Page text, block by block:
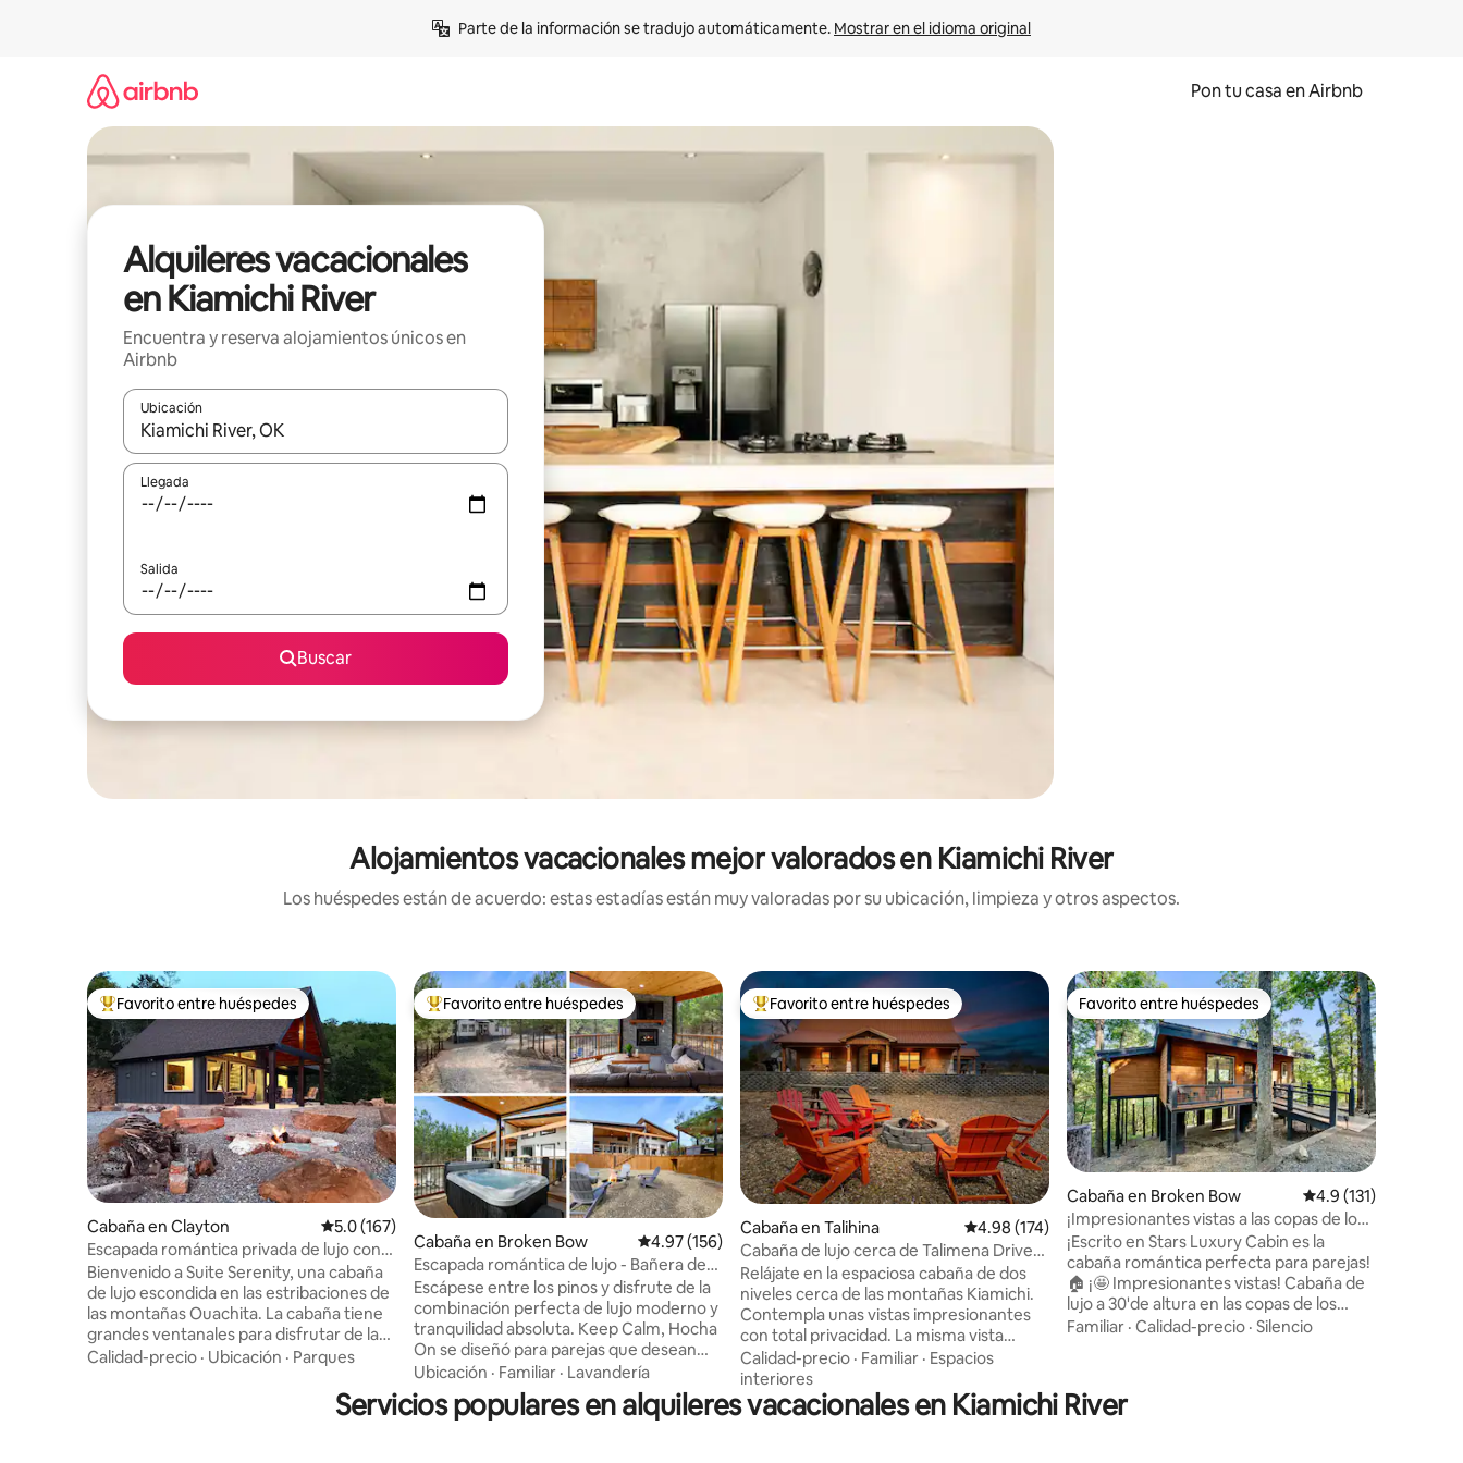
Parte de la información se tradujo automáticamente. Mostrar en el idioma original
Pon tu casa en Airbnb
Alquileres vacacionales
en Kiamichi River
Encuentra y reserva alojamientos únicos en
Airbnb
Ubicación
Cuando los resultados estén disponibles, navega con las teclas de flecha hacia arriba y hacia abajo o explora con el tacto o desliza el dedo.
Llegada
Salida
Buscar
Alojamientos vacacionales mejor valorados en Kiamichi River
Los huéspedes están de acuerdo: estas estadías están muy valoradas por su ubicación, limpieza y otros aspectos.
Favorito entre huéspedes preferido
Favorito entre huéspedes
Cabaña en Clayton Calificación promedio: 5.0 de 5, 167 reseñas
5.0 (167)
Escapada romántica privada de lujo con
vistas increíbles
Bienvenido a Suite Serenity, una cabaña
de lujo escondida en las estribaciones de
las montañas Ouachita. La cabaña tiene
grandes ventanales para disfrutar de las
impresionantes vistas del lago Sardis y las
habitaciones de la cabaña tienen una
vista excelente. Sentarse junto al fuego
Calidad-precio · Ubicación · Parques
Favorito entre huéspedes preferido
Favorito entre huéspedes
Cabaña en Broken Bow Calificación promedio: 4.97 de 5, 156 reseñas
4.97 (156)
Escapada romántica de lujo - Bañera de
hidromasaje / Jacuzzi / Fogata
Escápese entre los pinos y disfrute de la
combinación perfecta de lujo moderno y
tranquilidad absoluta. Keep Calm, Hocha
On se diseñó para parejas que desean
relajarse, reconectar y disfrutar de una
escapada verdaderamente inolvidable.
Ubicados en un terreno privado y
Ubicación · Familiar · Lavandería
Favorito entre huéspedes preferido
Favorito entre huéspedes
Cabaña en Talihina Calificación promedio: 4.98 de 5, 174 reseñas
4.98 (174)
Cabaña de lujo cerca de Talimena Drive
con pesca
Relájate en la espaciosa cabaña de dos
niveles cerca de las montañas Kiamichi.
Contempla unas vistas impresionantes
con total privacidad. La misma vista
increíble se puede disfrutar desde la
terraza al aire libre, la sala de estar y los
dormitorios. Explora el hermoso entorno
natural y escapa del ritmo rápido de la
Calidad-precio · Familiar · Espacios
interiores
Favorito entre huéspedes
Favorito entre huéspedes
Cabaña en Broken Bow Calificación
4.9 (131)
¡Impresionantes vistas a las copas de los
árboles! Cabaña romántica de lujo de 1
dormitorio
¡Escrito en Stars Luxury Cabin es la
cabaña romántica perfecta para parejas!
🏠 ¡🤩 Impresionantes vistas! Cabaña de
lujo a 30'de altura en las copas de los
árboles. Ducha a ras del suelo de💦 15
Televisores 📺 inteligentes en el interior y
Familiar · Calidad-precio · Silencio
Servicios populares en alquileres vacacionales en Kiamichi River